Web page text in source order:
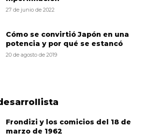
27 de junio de 2022
Cómo se convirtió Japón en una
potencia y por qué se estancó
20 de agosto de 2019
Frondizi y los comicios del 18 de
marzo de 1962